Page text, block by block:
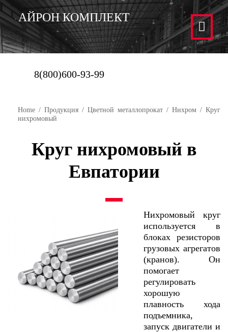
АЙРОН КОМПЛЕКТ
8(800)600-93-99
Home / Продукция / Цветной металлопрокат / Нихром / Круг
нихромовый
Круг нихромовый в
Евпатории
Нихромовый круг
используется в
блоках резисторов
грузовых агрегатов
(кранов). Он
помогает
регулировать
хорошую
плавность хода
подъемника,
запуск двигатели и